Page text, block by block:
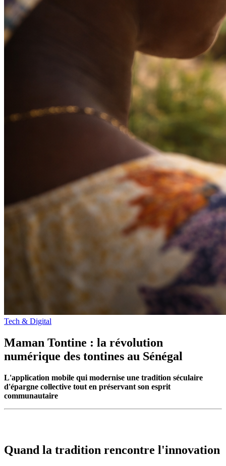
Tech & Digital
Maman Tontine : la révolution
numérique des tontines au Sénégal
L'application mobile qui modernise une tradition séculaire
d'épargne collective tout en préservant son esprit
communautaire
Quand la tradition rencontre l'innovation